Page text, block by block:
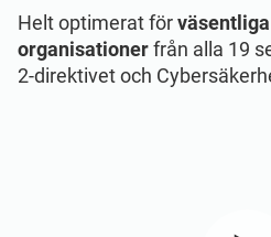
Helt optimerat för
organisationerfrån alla 19
2-direktivet och